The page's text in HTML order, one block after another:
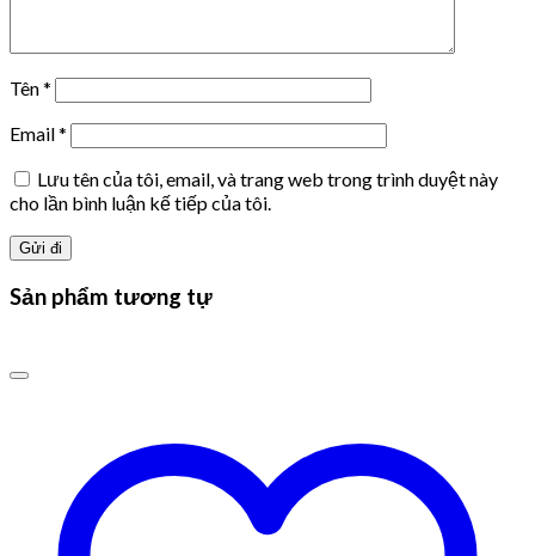
Tên*
Email*
Lưu tên của tôi, email, và trang web trong trình duyệt này
cho lần bình luận kế tiếp của tôi.
Sản phẩm tương tự